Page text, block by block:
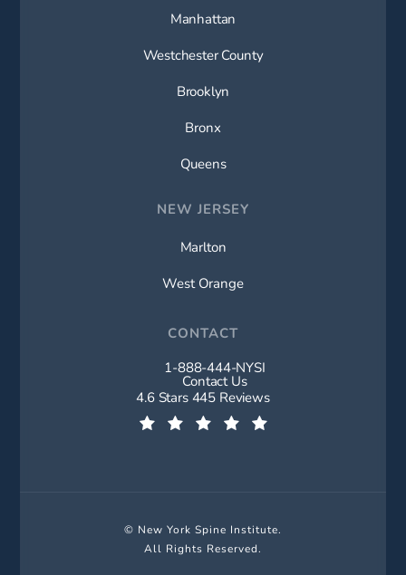
Manhattan
Westchester County
Brooklyn
Bronx
Queens
NEW JERSEY
Marlton
West Orange
CONTACT
Call New York Spine Institute on
1-888-444-NYSI
Contact Us
New York Spine Institute reviews:
4.6 Stars 445 Reviews
© New York Spine Institute.
All Rights Reserved.